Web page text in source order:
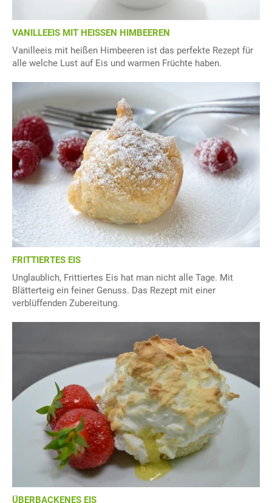
VANILLEEIS MIT HEISSEN HIMBEEREN
Vanilleeis mit heißen Himbeeren ist das perfekte Rezept für
alle welche Lust auf Eis und warmen Früchte haben.
FRITTIERTES EIS
Unglaublich, Frittiertes Eis hat man nicht alle Tage. Mit
Blätterteig ein feiner Genuss. Das Rezept mit einer
verblüffenden Zubereitung.
ÜBERBACKENES EIS